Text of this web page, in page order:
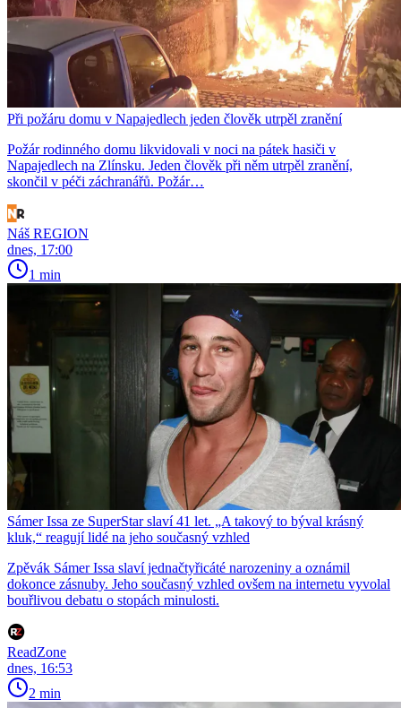
Při požáru domu v Napajedlech jeden člověk utrpěl zranění
Požár rodinného domu likvidovali v noci na pátek hasiči v
Napajedlech na Zlínsku. Jeden člověk při něm utrpěl zranění,
skončil v péči záchranářů. Požár…
Náš REGION
dnes, 17:00
1 min
Sámer Issa ze SuperStar slaví 41 let. „A takový to býval krásný
kluk,“ reagují lidé na jeho současný vzhled
Zpěvák Sámer Issa slaví jednačtyřicáté narozeniny a oznámil
dokonce zásnuby. Jeho současný vzhled ovšem na internetu vyvolal
bouřlivou debatu o stopách minulosti.
ReadZone
dnes, 16:53
2 min